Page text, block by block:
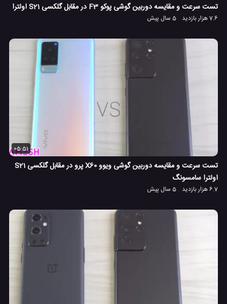
تست سرعت و مقایسه دوربین گوشی پوکو F3 در مقابل گلکسی S21 اولترا
7.6 هزار بازدید 5 سال پیش
05:51
تست سرعت و مقایسه دوربین گوشی ویوو X60 پرو در مقابل گلکسی S21
اولترا سامسونگ
6.7 هزار بازدید 5 سال پیش